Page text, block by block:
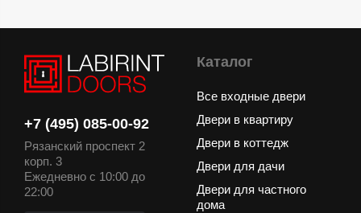
+7 (495) 085-00-92
Рязанский проспект 2
корп. 3
Ежедневно с 10:00 до
22:00
Каталог
Все входные двери
Двери в квартиру
Двери в коттедж
Двери для дачи
Двери для частного
дома